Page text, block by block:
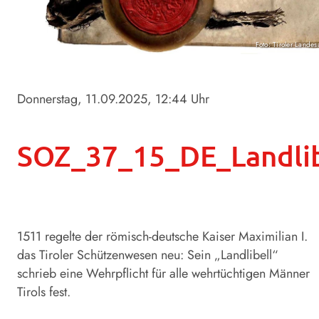
Foto: Tiroler
Donnerstag, 11.09.2025, 12:44 Uhr
1511 regelte der römisch-deutsche Kaiser Maximilian I.
das Tiroler Schützenwesen neu: Sein „Landlibell“
schrieb eine Wehrpflicht für alle wehrtüchtigen Männer
Tirols fest.